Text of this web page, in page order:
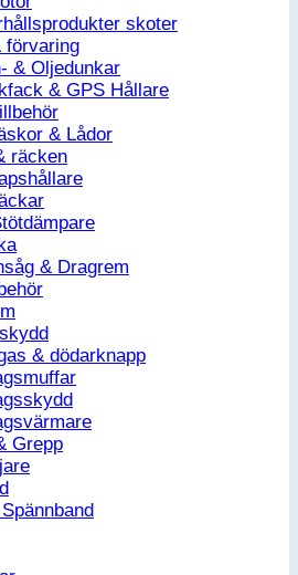
skoter
förvaring
& Oljedunkar
& GPS Hållare
& Lådor
räcken
& Dragrem
& dödarknapp
Grepp